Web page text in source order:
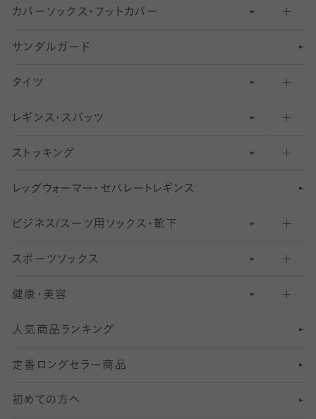
五本指ソックス・靴下
足袋ソックス・靴下
無地・プレーンソックス・靴下
柄ソックス・靴下
スニーカー（くるぶし）用ソックス
アンクル・ショートソックス（くるぶし上）
クルーソックス（ふくらはぎ下）
ハイソックス
オーバーニー・ニーハイソックス
カバーソックス・フットカバー
フットカバー・カバーソックス（深め）
フットカバー・カバーソックス（ふつう）
フットカバー・カバーソックス（浅め）
サンダルガード
タイツ
30デニール以下のタイツ（薄手タイツ）
31〜40デニールタイツ
41〜60デニールタイツ
61〜80デニールタイツ
81 〜110デニールタイツ
111〜210デニールタイツ
211デニールタイツ以上（防寒・厚手タイツ）
レギンス・スパッツ
柄レギンス
無地レギンス
レギンスパンツ（レギパン）
マタニティレギンス
5 分丈
6 分丈レギンス
7 分丈 レギンス
8分丈 レギンス
ストッキング
伝線しにくいストッキング
ショートストッキング
結婚式用ストッキング
美脚ストッキング
オールスルーストッキング
レッ グ ウォー マー ・ セパレー ト レ ギンス
ビジネス/スーツ用 ソックス・靴下
匠シリーズ
フレッシャーズ向けソックス・靴下
冠婚葬祭向けソックス・靴下
スーツカジュアルソックス・靴下
ロングホーズ
スポーツソックス
ランニングソックス・靴下
ゴルフソックス・靴下
サッカー・フットサル用ソックス
ヨガソックス・靴下
健康・美容
インナーソックス
加圧・着圧ソックス
冷えとり靴下
人気商品ランキング
定番ロングセラー商品
初めての方へ